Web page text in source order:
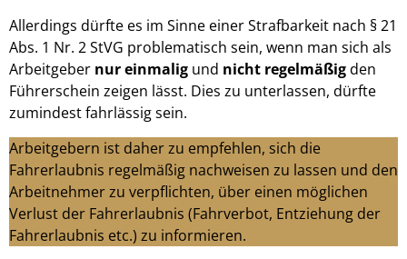
Allerdings dürfte es im Sinne einer Strafbarkeit nach § 21
Abs. 1 Nr. 2 StVG problematisch sein, wenn man sich als
Arbeitgeber nur einmalig und nicht regelmäßigden
Führerschein zeigen lässt. Dies zu unterlassen, dürfte
zumindest fahrlässig sein.
Arbeitgebern ist daher zu empfehlen, sich die
Fahrerlaubnis regelmäßig nachweisen zu lassen und den
Arbeitnehmer zu verpflichten, über einen möglichen
Verlust der Fahrerlaubnis (Fahrverbot, Entziehung der
Fahrerlaubnis etc.) zu informieren.